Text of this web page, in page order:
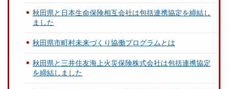
秋田県と日本生命保険相互会社は包括連携協定を締結し
ました
秋田県市町村未来づくり協働プログラムとは
秋田県と三井住友海上火災保険株式会社は包括連携協定
を締結しました